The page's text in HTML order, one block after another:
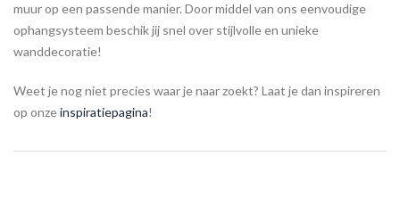
muur op een passende manier. Door middel van ons eenvoudige
ophangsysteem beschik jij snel over stijlvolle en unieke
wanddecoratie!
Weet je nog niet precies waar je naar zoekt? Laat je dan inspireren
op onzeinspiratiepagina!